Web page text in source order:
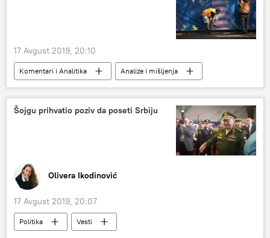
17 Avgust 2019, 20:10
Komentari i Analitika
Analize i mišljenja
Ekonomija
Vesti
Rusija
Svet
Severni tok 2 sankcije
Šojgu prihvatio poziv da poseti Srbiju
Olivera Ikodinović
17 Avgust 2019, 20:07
Politika Vesti